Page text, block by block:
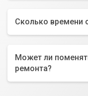
Сколько времени
Может ли
ремонта?